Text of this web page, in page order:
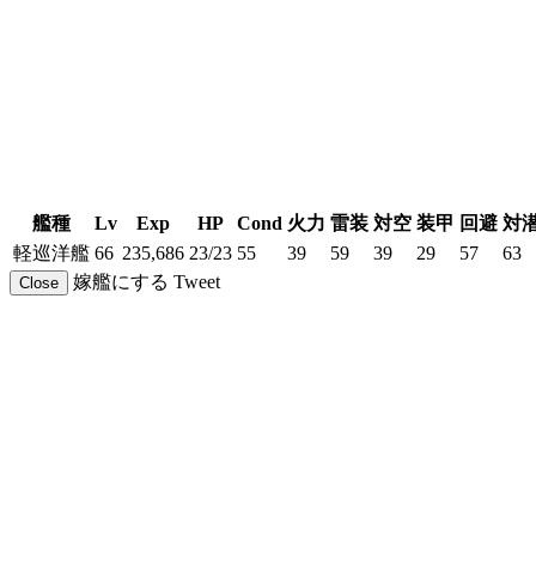
艦種 Lv Exp HP Cond 火力 雷装 対空 装甲 回避 対
軽巡洋艦 66 235,686 23/23 55 39 59 39 29 57 63
Close 嫁艦にする Tweet